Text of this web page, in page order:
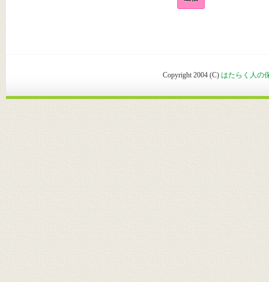
Copyright 2004 (C) はたらく人の